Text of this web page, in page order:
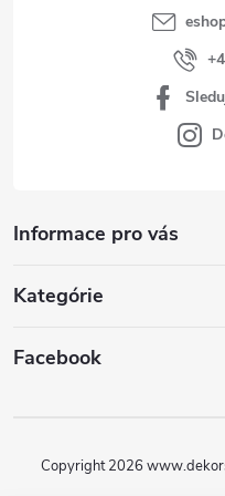
Informace pro vás
Kategórie
Facebook
Copyright 2026